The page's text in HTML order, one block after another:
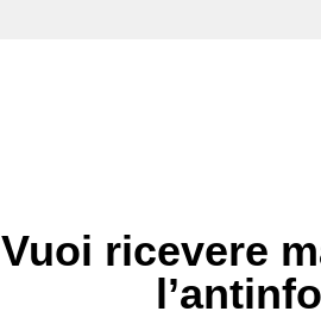
Vuoi ricevere